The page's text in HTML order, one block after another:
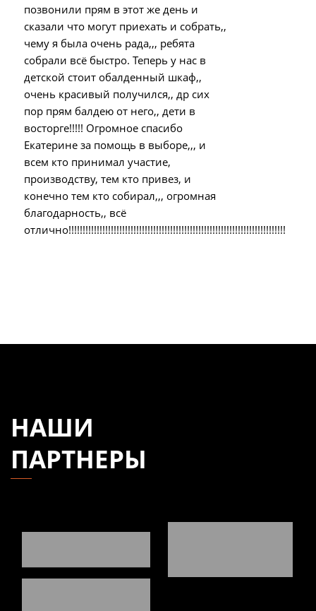
позвонили прям в этот же день и
сказали что могут приехать и собрать,,
чему я была очень рада,,, ребята
собрали всё быстро. Теперь у нас в
детской стоит обалденный шкаф,,
очень красивый получился,, др сих
пор прям балдею от него,, дети в
восторге!!!!! Огромное спасибо
Екатерине за помощь в выборе,,, и
всем кто принимал участие,
производству, тем кто привез, и
конечно тем кто собирал,,, огромная
благодарность,, всё
отлично!!!!!!!!!!!!!!!!!!!!!!!!!!!!!!!!!!!!!!!!!!!!!!!!!!!!!!!!!!!!!!!!!!!!!!!!!!!!!
НАШИ
ПАРТНЕРЫ